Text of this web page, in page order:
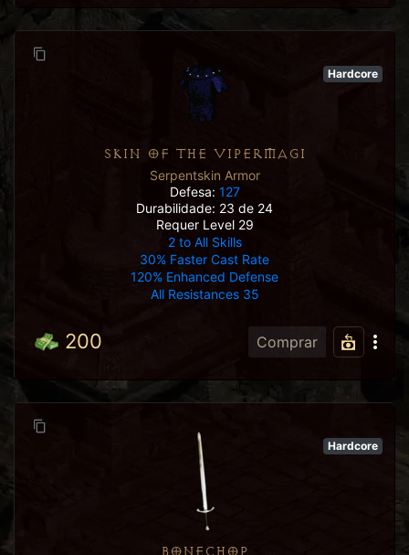
Hardcore
SKIN OF THE VIPERMAGI
Serpentskin Armor
Defesa: 127
Durabilidade: 23 de 24
Requer Level 29
2 to All Skills
30% Faster Cast Rate
120% Enhanced Defense
All Resistances 35
200 Comprar
Hardcore
BONECHOP